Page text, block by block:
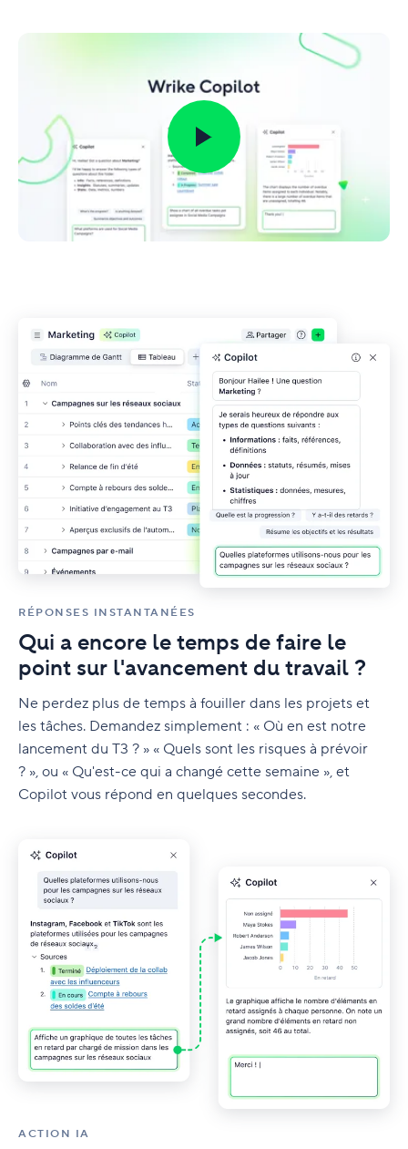
RÉPONSES INSTANTANÉES
Qui a encore le temps de faire le
point sur l'avancement du travail ?
Ne perdez plus de temps à fouiller dans les projets et
les tâches. Demandez simplement : « Où en est notre
lancement du T3 ? » « Quels sont les risques à prévoir
? », ou « Qu'est-ce qui a changé cette semaine », et
Copilot vous répond en quelques secondes.
ACTION IA